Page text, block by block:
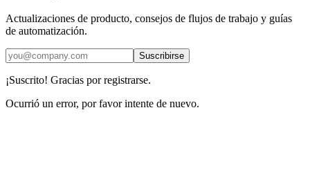
Actualizaciones de producto, consejos de flujos de trabajo y guías
de automatización.
Suscribirse
¡Suscrito! Gracias por registrarse.
Ocurrió un error, por favor intente de nuevo.